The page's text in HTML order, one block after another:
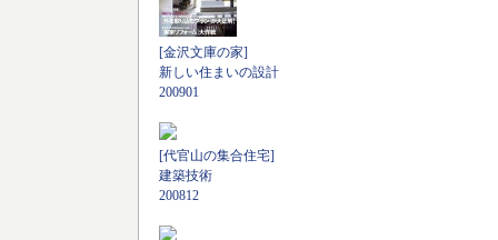
[金沢文庫の家]
新しい住まいの設計
200901
[代官山の集合住宅]
建築技術
200812